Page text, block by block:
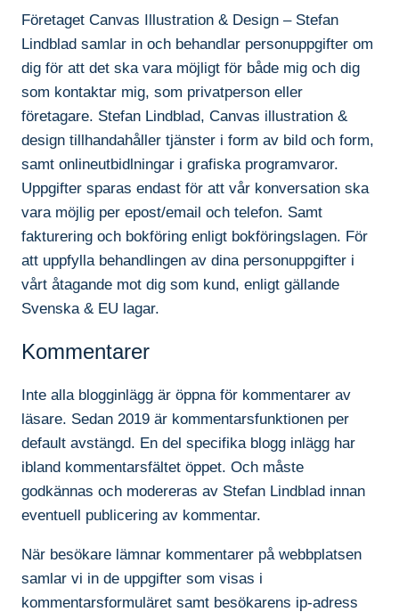
Företaget Canvas Illustration & Design – Stefan
Lindblad samlar in och behandlar personuppgifter om
dig för att det ska vara möjligt för både mig och dig
som kontaktar mig, som privatperson eller
företagare. Stefan Lindblad, Canvas illustration &
design tillhandahåller tjänster i form av bild och form,
samt onlineutbidlningar i grafiska programvaror.
Uppgifter sparas endast för att vår konversation ska
vara möjlig per epost/email och telefon. Samt
fakturering och bokföring enligt bokföringslagen. För
att uppfylla behandlingen av dina personuppgifter i
vårt åtagande mot dig som kund, enligt gällande
Svenska & EU lagar.
Kommentarer
Inte alla blogginlägg är öppna för kommentarer av
läsare. Sedan 2019 är kommentarsfunktionen per
default avstängd. En del specifika blogg inlägg har
ibland kommentarsfältet öppet. Och måste
godkännas och modereras av Stefan Lindblad innan
eventuell publicering av kommentar.
När besökare lämnar kommentarer på webbplatsen
samlar vi in de uppgifter som visas i
kommentarsformuläret samt besökarens ip-adress